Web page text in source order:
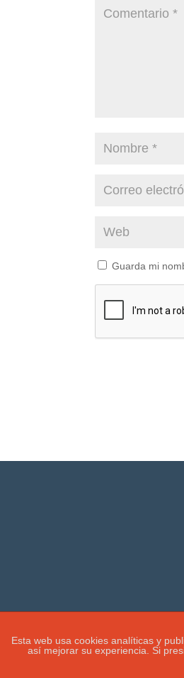
Guarda mi
Esta web usa cookies analíticas y
así mejorar su experiencia. Si